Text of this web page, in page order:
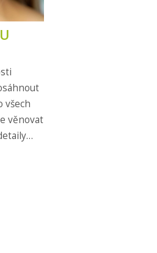
všech
věnovat